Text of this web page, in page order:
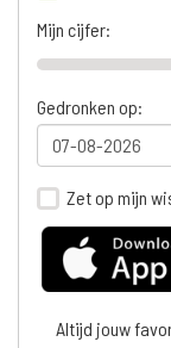
Mijn cijfer:
Gedronken op:
Zet op mijn
Altijd jouw